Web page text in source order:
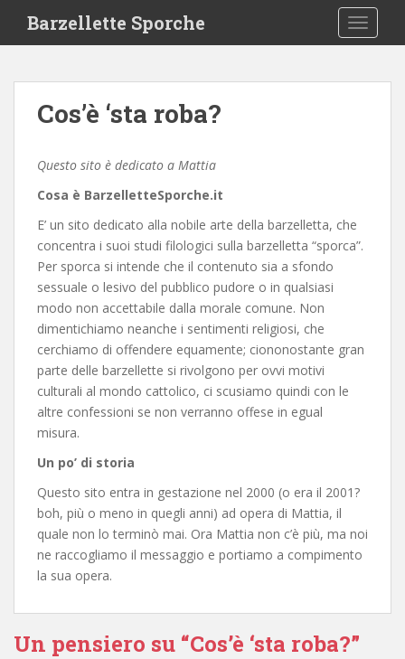
i
Barzellette Sporche
Cos’è ‘sta roba?
Questo sito è dedicato a Mattia
Cosa è BarzelletteSporche.it
E’ un sito dedicato alla nobile arte della barzelletta, che
concentra i suoi studi filologici sulla barzelletta “sporca”.
Per sporca si intende che il contenuto sia a sfondo
sessuale o lesivo del pubblico pudore o in qualsiasi
modo non accettabile dalla morale comune. Non
dimentichiamo neanche i sentimenti religiosi, che
cerchiamo di offendere equamente; ciononostante gran
parte delle barzellette si rivolgono per ovvi motivi
culturali al mondo cattolico, ci scusiamo quindi con le
altre confessioni se non verranno offese in egual
misura.
Un po’ di storia
Questo sito entra in gestazione nel 2000 (o era il 2001?
boh, più o meno in quegli anni) ad opera di Mattia, il
quale non lo terminò mai. Ora Mattia non c’è più, ma noi
ne raccogliamo il messaggio e portiamo a compimento
la sua opera.
Un pensiero su “Cos’è ‘sta roba?”